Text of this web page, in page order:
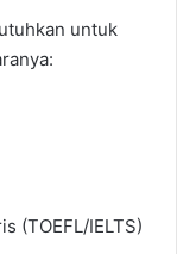
untuk
(TOEFL/IELTS)